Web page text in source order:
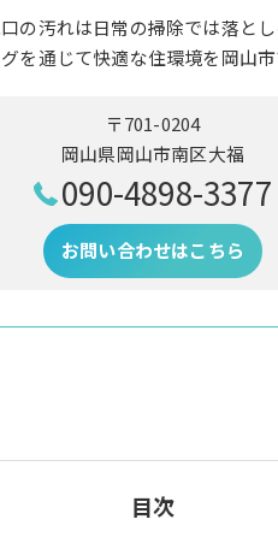
の汚れは日常の掃除では落と
を通じて快適な住環境を岡山市
〒701-0204
岡山県岡山市南区大福
090-4898-3377
お問い合わせはこちら
目次